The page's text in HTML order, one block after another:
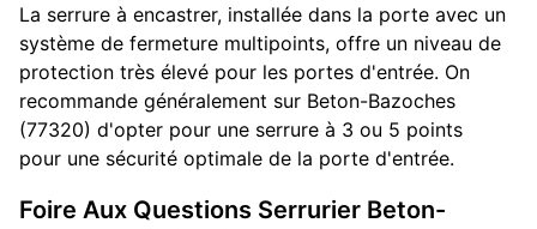
La serrure à encastrer, installée dans la porte avec un
système de fermeture multipoints, offre un niveau de
protection très élevé pour les portes d'entrée. On
recommande généralement sur Beton-Bazoches
(77320) d'opter pour une serrure à 3 ou 5 points
pour une sécurité optimale de la porte d'entrée.
Foire Aux Questions Serrurier Beton-